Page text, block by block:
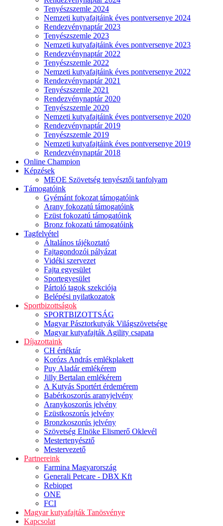
Tenyészszemle 2024
Nemzeti kutyafajtáink éves pontversenye 2024
Rendezvénynaptár 2023
Tenyészszemle 2023
Nemzeti kutyafajtáink éves pontversenye 2023
Rendezvénynaptár 2022
Tenyészszemle 2022
Nemzeti kutyafajtáink éves pontversenye 2022
Rendezvénynaptár 2021
Tenyészszemle 2021
Rendezvénynaptár 2020
Tenyészszemle 2020
Nemzeti kutyafajtáink éves pontversenye 2020
Rendezvénynaptár 2019
Tenyészszemle 2019
Nemzeti kutyafajtáink éves pontversenye 2019
Rendezvénynaptár 2018
Online Champion
Képzések
MEOE Szövetség tenyésztői tanfolyam
Támogatóink
Gyémánt fokozat támogatóink
Arany fokozatú támogatóink
Ezüst fokozatú támogatóink
Bronz fokozatú támogatóink
Tagfelvétel
Általános tájékoztató
Fajtagondozói pályázat
Vidéki szervezet
Fajta egyesület
Sportegyesület
Pártoló tagok szekciója
Belépési nyilatkozatok
Sportbizottságok
SPORTBIZOTTSÁG
Magyar Pásztorkutyák Világszövetsége
Magyar kutyafajták Agility csapata
Díjazottaink
CH értéktár
Korózs András emlékplakett
Puy Aladár emlékérem
Jilly Bertalan emlékérem
A Kutyás Sportért érdemérem
Babérkoszorús aranyjelvény
Aranykoszorús jelvény
Ezüstkoszorús jelvény
Bronzkoszorús jelvény
Szövetség Elnöke Elismerő Oklevél
Mestertenyésztő
Mestervezető
Partnereink
Farmina Magyarország
Generali Petcare - DBX Kft
Rebiopet
ONE
FCI
Magyar kutyafajták Tanösvénye
Kapcsolat